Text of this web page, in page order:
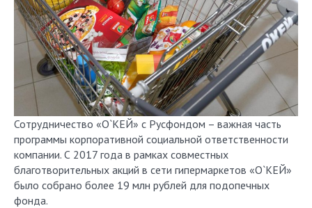
Сотрудничество «О`КЕЙ» с Русфондом – важная часть
программы корпоративной социальной ответственности
компании. С 2017 года в рамках совместных
благотворительных акций в сети гипермаркетов «О`КЕЙ»
было собрано более 19 млн рублей для подопечных
фонда.